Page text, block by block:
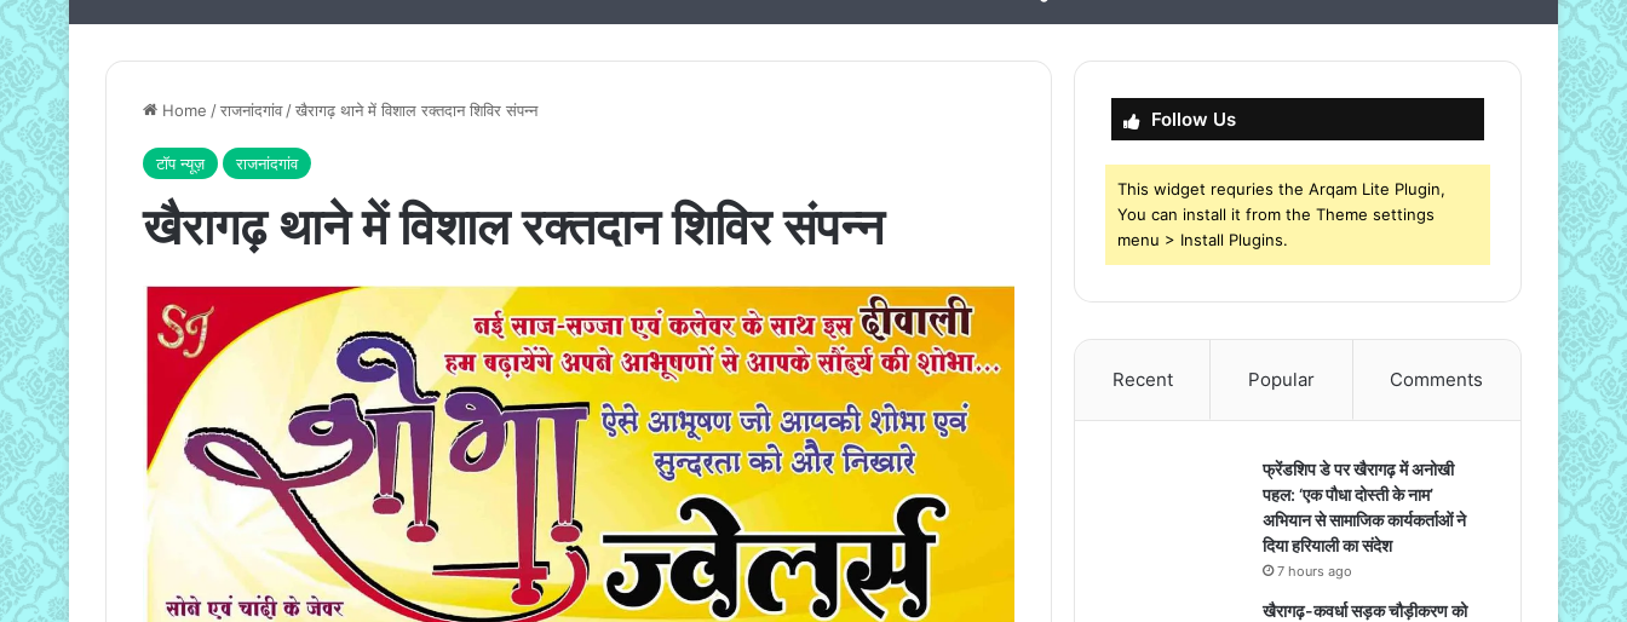
Home /राजनांदगांव /खैरागढ़ थाने में विशाल रक्तदान शिविर संपन्न
टॉप न्यूज़ राजनांदगांव
खैरागढ़ थाने में विशाल रक्तदान शिविर संपन्न
Follow Us
This widget requries the Arqam Lite Plugin,
You can install it from the Theme settings
menu > Install Plugins.
Recent Popular Comments
फ्रेंडशिप डे पर खैरागढ़ में अनोखी
पहल: ‘एक पौधा दोस्ती के नाम’
अभियान से सामाजिक कार्यकर्ताओं ने
दिया हरियाली का संदेश
7 hours ago
खैरागढ़-कवर्धा सड़क चौड़ीकरण को